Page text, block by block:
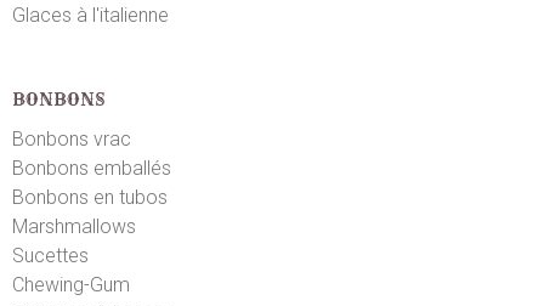
Glaces à l'italienne
BONBONS
Bonbons vrac
Bonbons emballés
Bonbons en tubos
Marshmallows
Sucettes
Chewing-Gum